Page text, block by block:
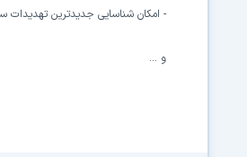
- امکان شناسایی جدیدترین
و ...